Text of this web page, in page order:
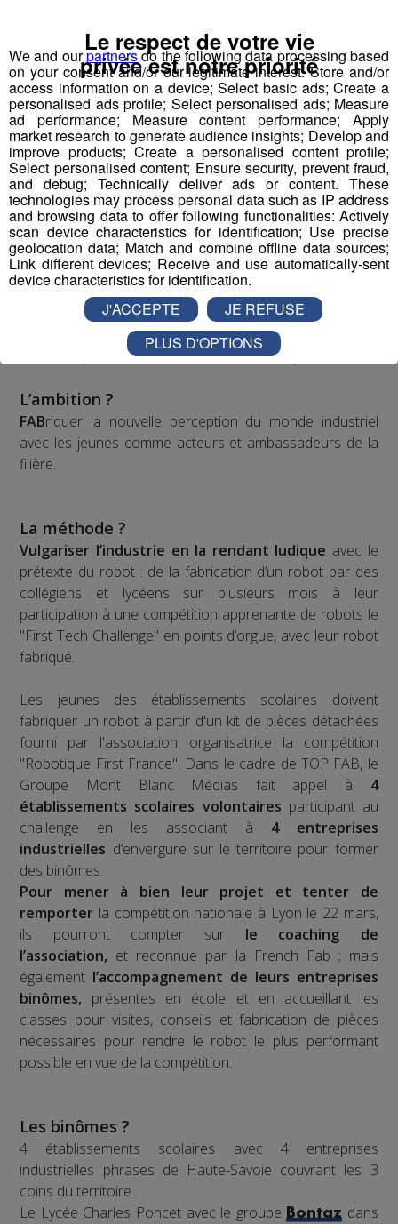
réconcilier les jeunes et l’industrie
Pour la 1ère fois dans l’histoire de l’industrie et des
médias français, nous proposons de porter, créer,
produire, diffuser un programme audiovisuel « mass
média » à l’échelle régionale.
Top Fab, le 1er programme
audiovisuel inspirant qui raconte
la fierté industrielle par la jeune
génération
Dans l’esprit d'un “top chef de l’industrie”, à l’image de la
nouvelle perception désirable suscitée pour la cuisine
suite à l’impulsion et la récurrence média depuis 15 ans.
L’ambition ?
FABriquer la nouvelle perception du monde industriel
avec les jeunes comme acteurs et ambassadeurs de la
filière.
La méthode ?
Vulgariser l’industrie en la rendant ludique avec le
prétexte du robot : de la fabrication d’un robot par des
collégiens et lycéens sur plusieurs mois à leur
participation à une compétition apprenante de robots le
"First Tech Challenge" en points d’orgue, avec leur robot
fabriqué.
Les jeunes des établissements scolaires doivent
fabriquer un robot à partir d'un kit de pièces détachées
fourni par l'association organisatrice la compétition
"Robotique First France". Dans le cadre de TOP FAB, le
Groupe Mont Blanc Médias fait appel à 4
établissements scolaires volontaires participant au
challenge en les associant à 4 entreprises
industrielles d’envergure sur le territoire pour former
des binômes.
Pour mener à bien leur projet et tenter de
remporter la compétition nationale à Lyon le 22 mars,
ils pourront compter sur le coaching de
l’association, et reconnue par la French Fab ; mais
également l’accompagnement de leurs entreprises
binômes, présentes en école et en accueillant les
classes pour visites, conseils et fabrication de pièces
nécessaires pour rendre le robot le plus performant
possible en vue de la compétition.
Les binômes ?
4 établissements scolaires avec 4 entreprises
industrielles phrases de Haute-Savoie couvrant les 3
coins du territoire :
Le Lycée Charles Poncet avec le groupe Bontaz dans
We and ourpartnersdo the following data processing based
on your consent and/or our legitimate interest: Store and/or
access information on a device; Select basic ads; Create a
personalised ads profile; Select personalised ads; Measure
ad performance; Measure content performance; Apply
market research to generate audience insights; Develop and
improve products; Create a personalised content profile;
Select personalised content; Ensure security, prevent fraud,
and debug; Technically deliver ads or content. These
technologies may process personal data such as IP address
and browsing data to offer following functionalities: Actively
scan device characteristics for identification; Use precise
geolocation data; Match and combine offline data sources;
Link different devices; Receive and use automatically-sent
device characteristics for identification.
Le respect de votre vie
privée est notre priorité
J'ACCEPTE
JE REFUSE
PLUS D'OPTIONS